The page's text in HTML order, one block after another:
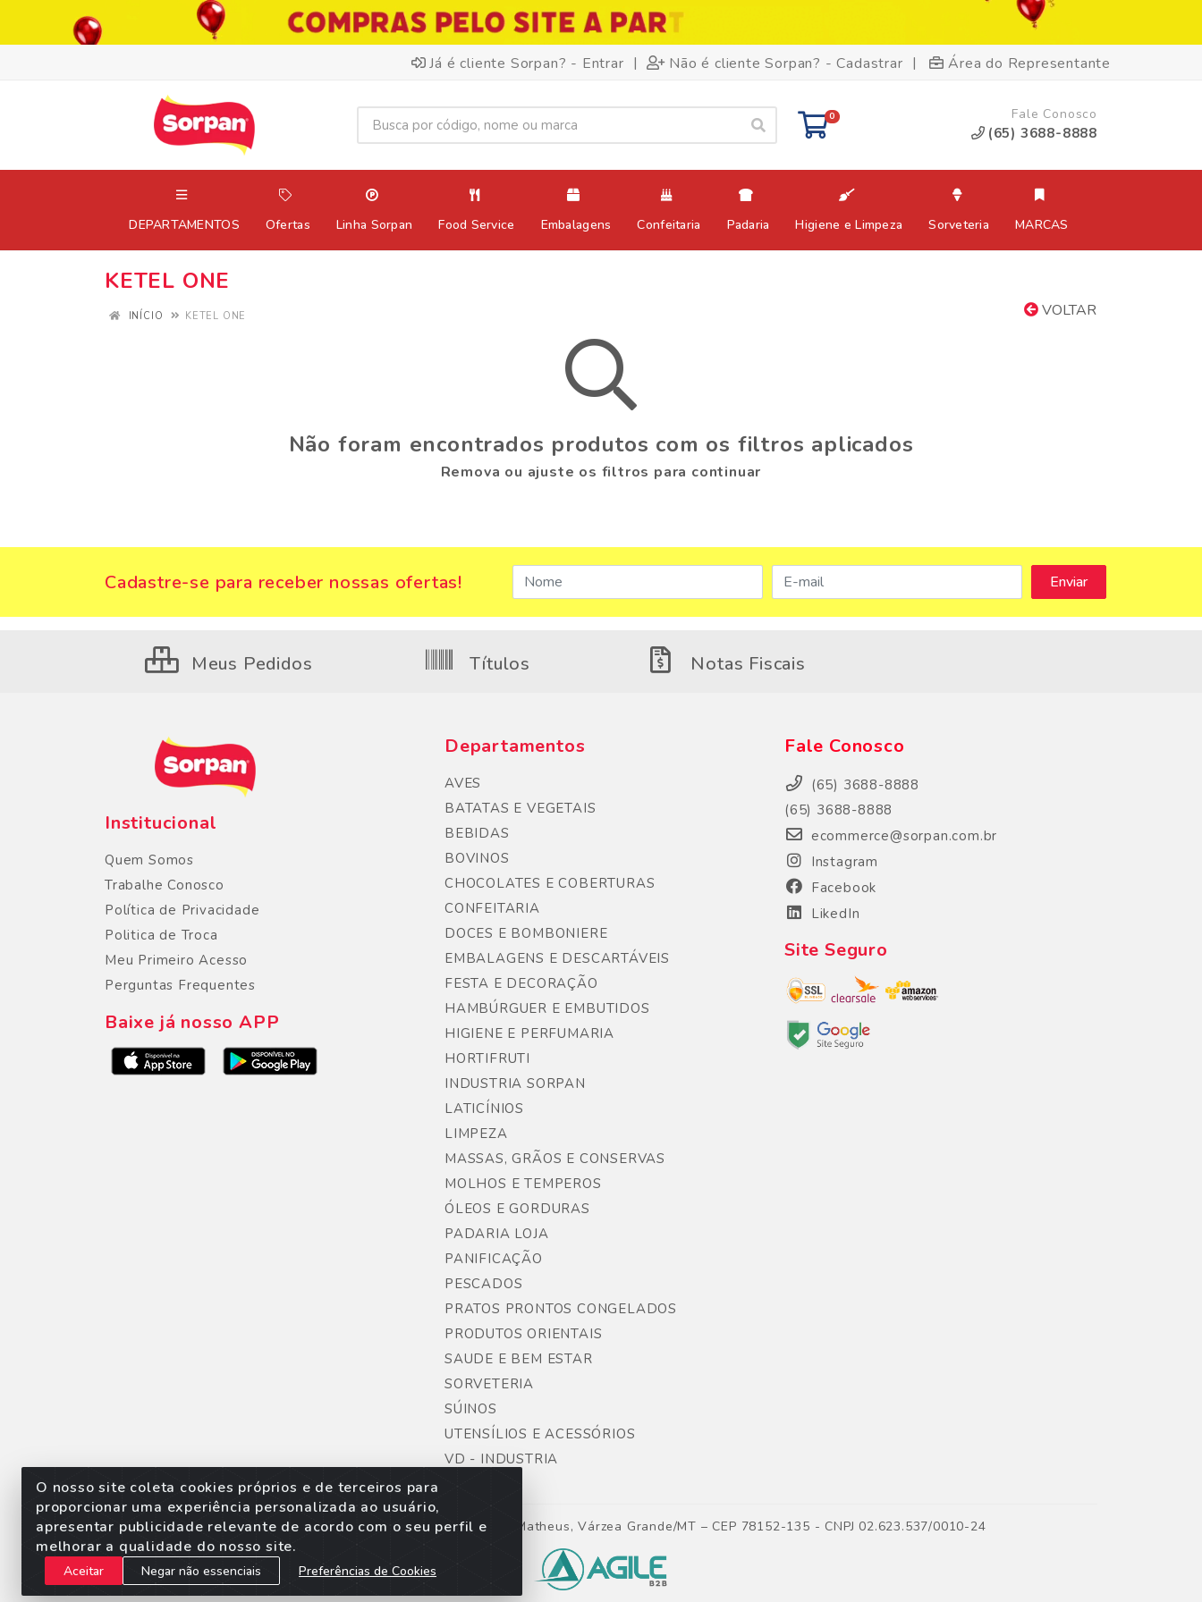
Já é cliente Sorpan? - Entrar | Não é cliente Sorpan? - Cadastrar | Área do Representante
0 Fale Conosco
(65) 3688-8888
DEPARTAMENTOS Ofertas Linha Sorpan Food Service Embalagens Confeitaria Padaria Higiene e Limpeza Sorveteria MARCAS
KETEL ONE
VOLTAR
INÍCIO KETEL ONE
Não foram encontrados produtos com os filtros aplicados
Remova ou ajuste os filtros para continuar
O nosso site coleta cookies próprios e de terceiros para
proporcionar uma experiência personalizada ao usuário,
apresentar publicidade relevante de acordo com o seu perfil e
melhorar a qualidade do nosso site.
Aceitar Negar não essenciais Preferências de Cookies
Cadastre-se para receber nossas ofertas!
Meus Pedidos Títulos Notas Fiscais
Institucional
Quem Somos
Trabalhe Conosco
Política de Privacidade
Politica de Troca
Meu Primeiro Acesso
Perguntas Frequentes
Baixe já nosso APP
Departamentos
AVES
BATATAS E VEGETAIS
BEBIDAS
BOVINOS
CHOCOLATES E COBERTURAS
CONFEITARIA
DOCES E BOMBONIERE
EMBALAGENS E DESCARTÁVEIS
FESTA E DECORAÇÃO
HAMBÚRGUER E EMBUTIDOS
HIGIENE E PERFUMARIA
HORTIFRUTI
INDUSTRIA SORPAN
LATICÍNIOS
LIMPEZA
MASSAS, GRÃOS E CONSERVAS
MOLHOS E TEMPEROS
ÓLEOS E GORDURAS
PADARIA LOJA
PANIFICAÇÃO
PESCADOS
PRATOS PRONTOS CONGELADOS
PRODUTOS ORIENTAIS
SAUDE E BEM ESTAR
SORVETERIA
SÚINOS
UTENSÍLIOS E ACESSÓRIOS
VD - INDUSTRIA
Fale Conosco
(65) 3688-8888
(65) 3688-8888
ecommerce@sorpan.com.br
Instagram
Facebook
LikedIn
Site Seguro
Sorpan - Rodovia dos Imigrantes, Lote 06, São Matheus, Várzea Grande/MT – CEP 78152-135 - CNPJ 02.623.537/0010-24